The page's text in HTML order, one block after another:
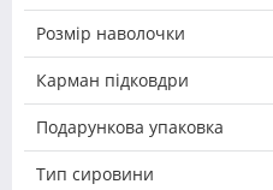
Розмір наволочки
Карман підковдри
Подарункова упаковка
Тип сировини